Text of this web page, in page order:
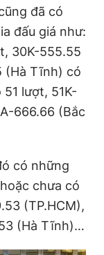
đã có
đấu giá như:
30K-555.55
(Hà Tĩnh) có
51 lượt, 51K-
666.66 (Bắc
có những
chưa có
(TP.HCM),
(Hà Tĩnh)…